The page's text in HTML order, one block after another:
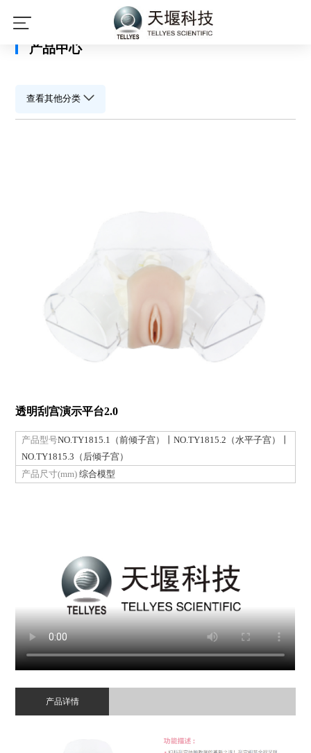
产品中心
查看其他分类
透明刮宫演示平台2.0
产品型号NO.TY1815.1（前倾子宫）丨NO.TY1815.2（水平子宫）丨
NO.TY1815.3（后倾子宫）
产品尺寸(mm) 综合模型
产品详情